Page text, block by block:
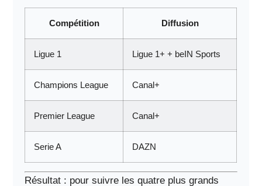
Compétition Diffusion
Ligue 1 Ligue 1+ + beIN Sports
Champions League Canal+
Premier League Canal+
Serie A DAZN
Résultat : pour suivre les quatre plus grands